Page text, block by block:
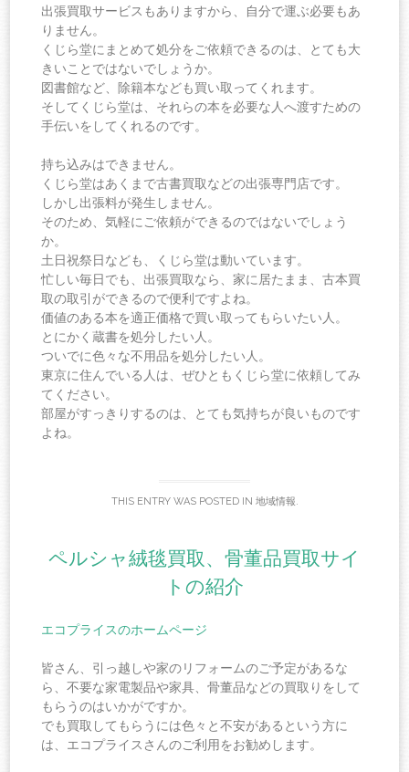
出張買取サービスもありますから、自分で運ぶ必要もあ
りません。
くじら堂にまとめて処分をご依頼できるのは、とても大
きいことではないでしょうか。
図書館など、除籍本なども買い取ってくれます。
そしてくじら堂は、それらの本を必要な人へ渡すための
手伝いをしてくれるのです。
持ち込みはできません。
くじら堂はあくまで古書買取などの出張専門店です。
しかし出張料が発生しません。
そのため、気軽にご依頼ができるのではないでしょう
か。
土日祝祭日なども、くじら堂は動いています。
忙しい毎日でも、出張買取なら、家に居たまま、古本買
取の取引ができるので便利ですよね。
価値のある本を適正価格で買い取ってもらいたい人。
とにかく蔵書を処分したい人。
ついでに色々な不用品を処分したい人。
東京に住んでいる人は、ぜひともくじら堂に依頼してみ
てください。
部屋がすっきりするのは、とても気持ちが良いものです
よね。
THIS ENTRY WAS POSTED IN 地域情報.
ペルシャ絨毯買取、骨董品買取サイ
トの紹介
エコプライスのホームページ
皆さん、引っ越しや家のリフォームのご予定があるな
ら、不要な家電製品や家具、骨董品などの買取りをして
もらうのはいかがですか。
でも買取してもらうには色々と不安があるという方に
は、エコプライスさんのご利用をお勧めします。